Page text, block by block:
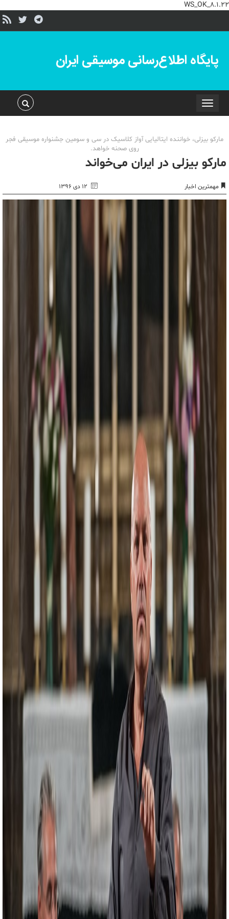
WS_OK_8.1.22
پایگاه اطلاع‌رسانی موسیقی ایران
Toggle
navigation
مارکو بیزلی، خواننده ایتالیایی آواز کلاسیک در سی و سومین جشنواره موسیقی فجر
روی صحنه خواهد.
مارکو بیزلی در ایران می‌خواند
مهمترین اخبار ۱۲ دی ۱۳۹۶